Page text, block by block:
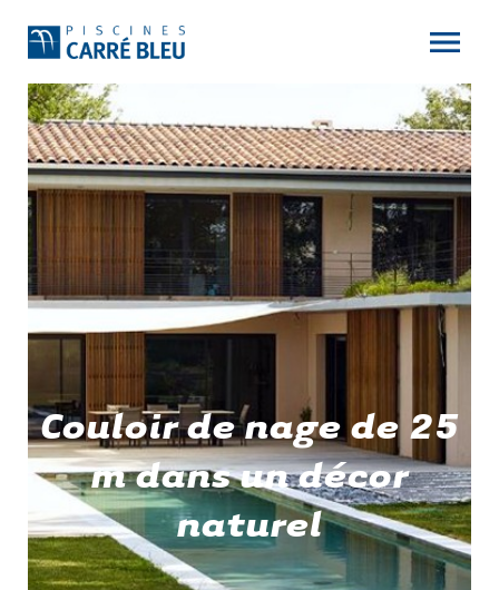
Couloir de nage de 25
m dans un décor
naturel